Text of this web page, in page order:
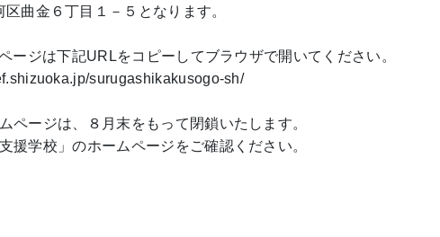
曲金６丁目１－５となります。
ージは下記URLをコピーしてブラウザで開いてください。
surugashikakusogo-sh/
ページは、８月末をもって閉鎖いたします。
援学校」のホームページをご確認ください。